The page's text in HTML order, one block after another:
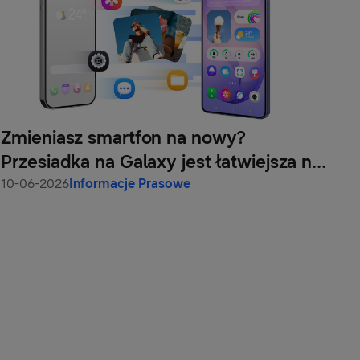
Zmieniasz smartfon na nowy?
Przesiadka na Galaxy jest łatwiejsza niż
myślisz
10-06-2026Informacje Prasowe